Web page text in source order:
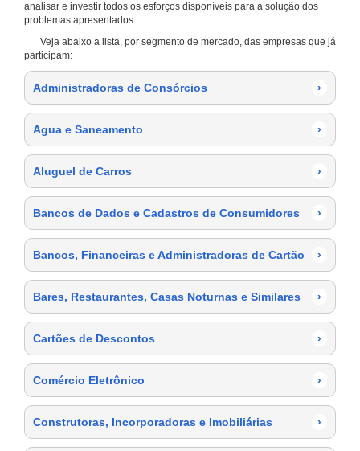
analisar e investir todos os esforços disponíveis para a solução dos
problemas apresentados.
Veja abaixo a lista, por segmento de mercado, das empresas que já
participam:
Administradoras de Consórcios ›
Agua e Saneamento ›
Aluguel de Carros ›
Bancos de Dados e Cadastros de Consumidores ›
Bancos, Financeiras e Administradoras de Cartão ›
Bares, Restaurantes, Casas Noturnas e Similares ›
Cartões de Descontos ›
Comércio Eletrônico ›
Construtoras, Incorporadoras e Imobiliárias ›